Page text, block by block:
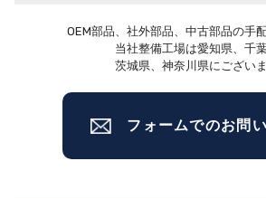
OEM部品、社外部品、中古部品の手
当社整備工場は愛知県、千葉
茨城県、神奈川県にございま
フォームでのお問